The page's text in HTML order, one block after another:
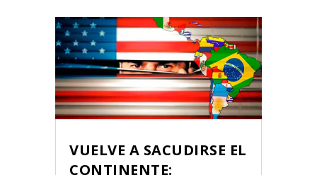
VUELVE A SACUDIRSE EL
CONTINENTE: